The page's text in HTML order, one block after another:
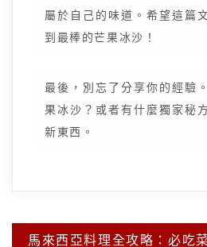
屬於自己的味道。希望這篇
到最棒的芒果冰沙！
最後，別忘了分享你的經驗
果冰沙？或者有什麼獨家秘
新東西。
馬來西亞料理全攻略：必吃